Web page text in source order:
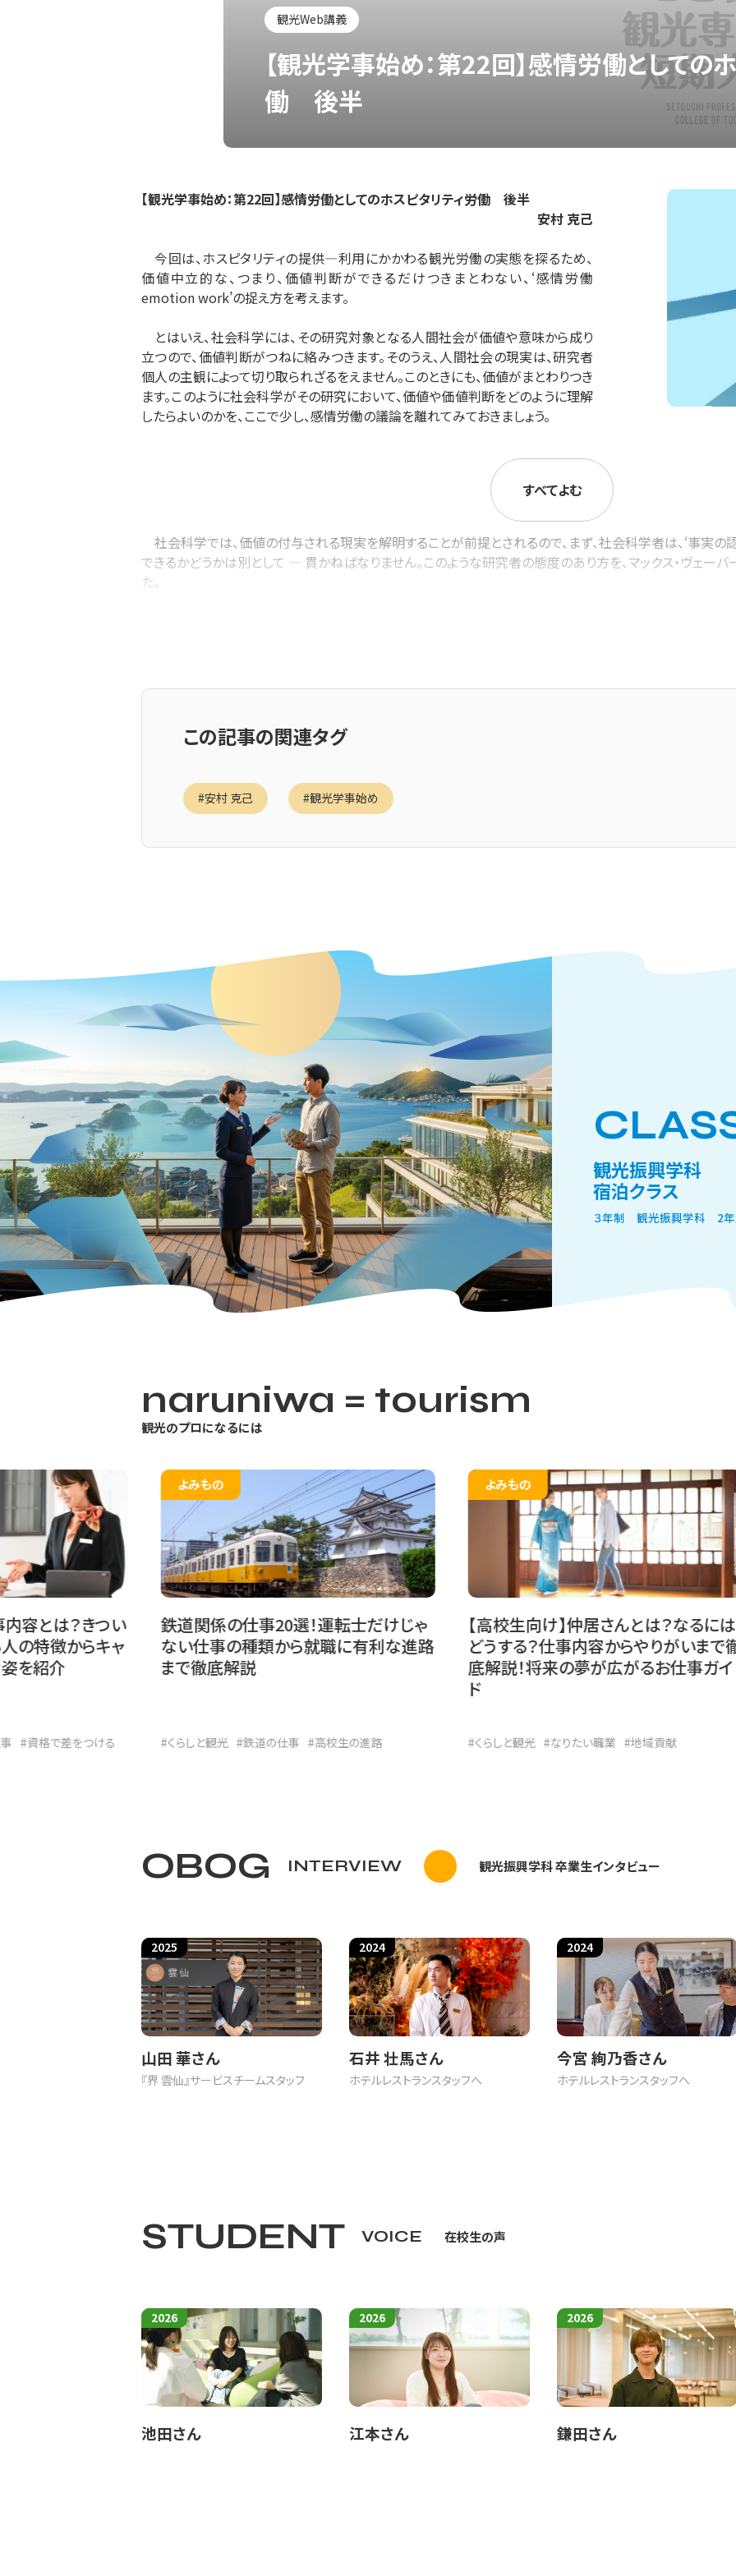
観光Web講義
【観光学事始め：第22回】感情労働としての
働 後半
【観光学事始め：第22回】感情労働としてのホスピタリティ労働 後半
安村 克己
今回は、ホスピタリティの提供―利用にかかわる観光労働の実態を探るため、
価値中立的な、つまり、価値判断ができるだけつきまとわない、‘感情労働
emotion work’の捉え方を考えます。
とはいえ、社会科学には、その研究対象となる人間社会が価値や意味から成り
立つので、価値判断がつねに絡みつきます。そのうえ、人間社会の現実は、研究者
個人の主観によって切り取られざるをえません。このときにも、価値がまとわりつき
ます。このように社会科学がその研究において、価値や価値判断をどのように理解
したらよいのかを、ここで少し、感情労働の議論を離れてみておきましょう。
すべてよむ
社会科学では、価値の付与される現実を解明することが前提とされるので、まず、社会科学者は、‘事実
できるかどうかは別として ― 貫かねばなりません。このような研究者の態度のあり方を、マックス・ヴェー
た。
そして、社会科学者は、自身の研究対象を認識する論理的に整合した視点 ― これをヴェーバーは‘理念形
現実のテーマを議論する人々と当該の根拠を共有したうえで、その根拠に則して現実を説明する。このよう
今回の講義は、観光労働の現実を捉えるさいの、理念型としての‘感情労働 emotion work’の概念（言葉の
さて、ここから、ようやく‘感情労働 emotion work’概念の再構成です。
Marx による精神的労働と身体的労働の類型化が適用できそうです。マルクスは、労働が人間の本質的な社
労働が統合するような労働のあり方を理想としました。
ただし、マルクスの精神的労働の類型では、主に知的に遂行される、現代の社会通念では頭脳労働という
り、マルクスの社会的行為としての労働には、労働者の感情の作用が想定されていません。労働に労働者の
感情労働は、前回に紹介されたとおり、20世紀末にようやく社会的に広く注目されるようになった労働形態と
そこで、本講義では、社会的行為としての労働形態を、まず、精神的労働と身体的労働に区分します。そのう
という3つの労働形態の類型化に従い、精神的労働に頭脳労働 brainwork と感情労働 emotion work、
を当てはめ、それらの3類型を社会的行為としての労働の形態に組み入れることにします。頭脳労働や肉体
類型は、学術的に実証されていませんが、この見方は、現代社会でも、労働の歴史を振り返っても、おそらく
はないでしょうか。
実際、ホックシールドも、著書のなかで、客室乗務員の仕事を取りあげ、感情労働emotional laborを頭脳
いています。
客室乗務員は、重い食事カートを押して通路を通るときには肉体労働 physical labor を行なうし、緊急着
実施したりするときには頭脳労働 mental work を行なう。しかしこうした肉体労働や頭脳労働を行なってい
てみれば私が＜感情労働 emotional labor＞と定義することも行なっているのである。
こうして、社会的行為としての労働は、精神的労働と身体的労働の枠組みにおいて、頭脳労働、感情労働、
ぞれの特性を有して､すべて相互につながりあって現れる社会的行為であるとイメージされます。ですから、
ます。
労働形態３類型の‘ボロメオの環’連関
それでも、社会的行為としての労働の形態は、労働者が従事する労働で発揮する主たる技能などに応じて
たとえば、客室乗務員の労働については、その労働過程の特性ゆえに感情労働に焦点があてられそうです
統合的に考察されなければなりません。
感情労働の自己疎外とは、本来の感情操作emotion work、つまり個人自身が意識的に操作したり無意識
が直接的ないしは間接的に介入して生起する感情とに分離や融合の発生する問題です。
に、人間の精神と身体の機能が不可分であること、つまり精神－身体相関的psycho-somaticな特徴によっ
て労働者の身体と精神に負の影響を及ぼします。
ホックシールドは感情労働emotional laborの深刻な問題を剔出しましたが、社会的行為としての労働
だせていません。‘感情労働 emotion work’は社会的行為としての労働のなかに位置づけられて、はじめて
それでは、感情労働はどのようなメカニズムで発現し、また社会的行為としての‘観光労働 work in
この記事の関連タグ
#安村 克己 #観光学事始め
観光振興学科
宿泊クラス
３年制 観光振興学科 2年
naruniwa = tourism
観光のプロになるには
は？きつい
徴からキャ
介
で差をつける
よみもの
鉄道関係の仕事20選！運転士だけじゃ
ない仕事の種類から就職に有利な進路
まで徹底解説
#くらしと観光 #鉄道の仕事 #高校生の進路
よみもの
【高校生向け】仲居さんとは？なるには
どうする？仕事内容からやりがいまで徹
底解説！将来の夢が広がるお仕事ガイ
#くらしと観光 #なりたい職業 #地域貢献
OBOG INTERVIEW 観光振興学科 卒業生インタビュー
2025
山田 華さん
『界 雲仙』サービスチームスタッフ
2024
石井 壮馬さん
ホテルレストランスタッフへ
2024
今宮 絢乃香さん
ホテルレストランスタッフへ
STUDENT VOICE 在校生の声
2026
池田さん
2026
江本さん
2026
鎌田さん